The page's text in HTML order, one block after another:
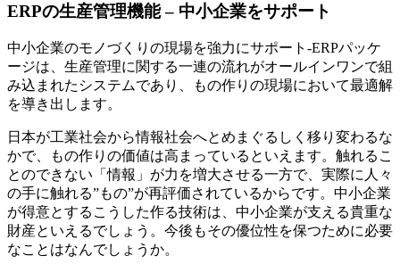
ERPの生産管理機能 – 中小企業をサポート
中小企業のモノづくりの現場を強力にサポート-ERPパッケ
ージは、生産管理に関する一連の流れがオールインワンで組
み込まれたシステムであり、もの作りの現場において最適解
を導き出します。
日本が工業社会から情報社会へとめまぐるしく移り変わるな
かで、もの作りの価値は高まっているといえます。触れるこ
とのできない「情報」が力を増大させる一方で、実際に人々
の手に触れる”もの”が再評価されているからです。中小企業
が得意とするこうした作る技術は、中小企業が支える貴重な
財産といえるでしょう。今後もその優位性を保つために必要
なことはなんでしょうか。